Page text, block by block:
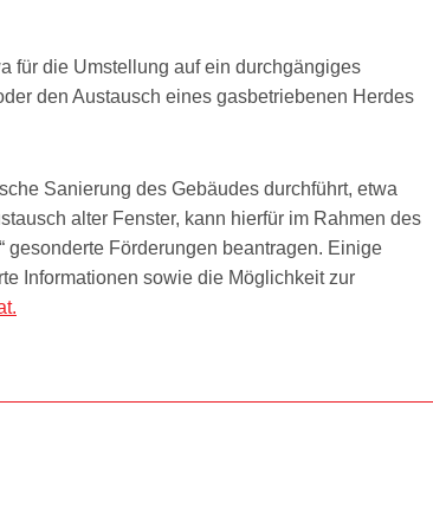
für die Umstellung auf ein durchgängiges
den Austausch eines gasbetriebenen Herdes
Sanierung des Gebäudes durchführt, etwa
alter Fenster, kann hierfür im Rahmen des
gesonderte Förderungen beantragen. Einige
Informationen sowie die Möglichkeit zur